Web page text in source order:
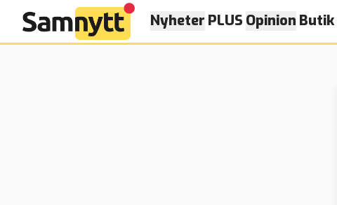
Nyheter PLUS Opinion Butik